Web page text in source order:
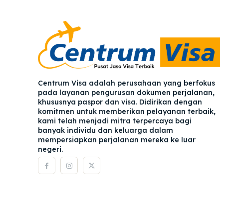
Blog
Blog
Centrum Visa adalah perusahaan yang berfokus
pada layanan pengurusan dokumen perjalanan,
khususnya paspor dan visa. Didirikan dengan
komitmen untuk memberikan pelayanan terbaik,
kami telah menjadi mitra terpercaya bagi
banyak individu dan keluarga dalam
mempersiapkan perjalanan mereka ke luar
negeri.